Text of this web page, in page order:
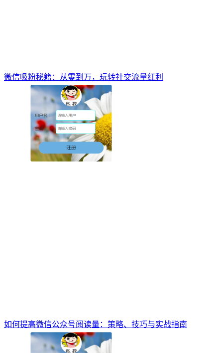
微信吸粉秘籍：从零到万，玩转社交流量红利
如何提高微信公众号阅读量：策略、技巧与实战指南